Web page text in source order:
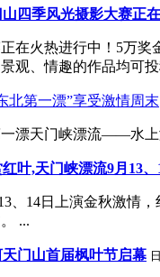
四季风光摄影大赛正
在火热进行中！5万
观、情趣的作品均可
北第一漂”享受激情周末
漂天门峡漂流——水上
叶,天门峡漂流9月13
、14日上演金秋激情
...
门山首届枫叶节启幕